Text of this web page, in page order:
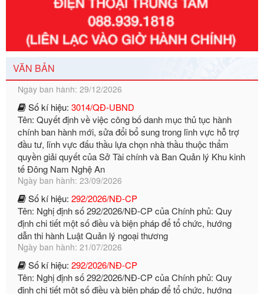
VĂN BẢN
351/2025/NĐ-CP
Tên: Nghị định số 351/2025/NĐ-CP của Chính phủ: Quy
định chuẩn nghèo đa chiều quốc gia giai đoạn 2026 - 2030
Ngày ban hành: 29/12/2026
Số kí hiệu:3014/QĐ-UBND
Tên: Quyết định về việc công bố danh mục thủ tục hành
chính ban hành mới, sửa đổi bổ sung trong lĩnh vực hỗ trợ
đầu tư, lĩnh vực đấu thầu lựa chọn nhà thầu thuộc thẩm
quyền giải quyết của Sở Tài chính và Ban Quản lý Khu kinh
tế Đông Nam Nghệ An
Ngày ban hành: 23/09/2026
Số kí hiệu: 292/2026/NĐ-CP
Tên: Nghị định số 292/2026/NĐ-CP của Chính phủ: Quy
định chi tiết một số điều và biện pháp để tổ chức, hướng
dẫn thi hành Luật Quản lý ngoại thương
Ngày ban hành: 21/07/2026
Số kí hiệu:292/2026/NĐ-CP
Tên: Nghị định số 292/2026/NĐ-CP của Chính phủ: Quy
định chi tiết một số điều và biện pháp để tổ chức, hướng
dẫn thi hành Luật Quản lý ngoại thương
Ngày ban hành: 21/07/2026